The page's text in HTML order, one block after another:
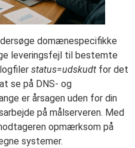
domænespecifikke
leveringsfejl til bestemte
status=udskudt for det
se på DNS- og
er årsagen uden for din
på målserveren. Med
opmærksom på
systemer.